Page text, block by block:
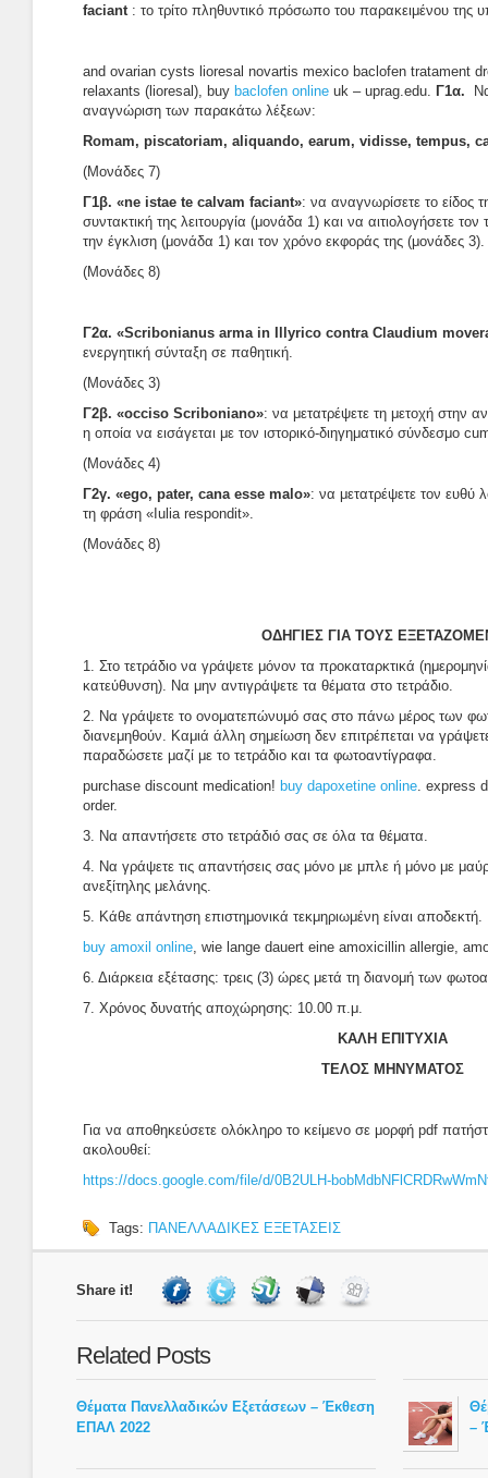
faciant: το τρίτο πληθυντικό πρόσωπο του παρακειμένου της
and ovarian cysts lioresal novartis mexico baclofen tratament
relaxants (lioresal), buy baclofen online uk – uprag.edu. Γ1α.
αναγνώριση των παρακάτω λέξεων:
Romam, piscatoriam, aliquando, earum, vidisse, tempus,
(Μονάδες 7)
Γ1β. «ne istae te calvam faciant»: να αναγνωρίσετε το είδος
συντακτική της λειτουργία (μονάδα 1) και να αιτιολογήσετε
την έγκλιση (μονάδα 1) και τον χρόνο εκφοράς της (μονάδες 3).
(Μονάδες 8)
Γ2α. «Scribonianus arma in Illyrico contra Claudium
ενεργητική σύνταξη σε παθητική.
(Μονάδες 3)
Γ2β. «occiso Scriboniano»: να μετατρέψετε τη μετοχή στην
η οποία να εισάγεται με τον ιστορικό-διηγηματικό σύνδεσμο
(Μονάδες 4)
Γ2γ. «ego, pater, cana esse malo»: να μετατρέψετε τον ευθύ
τη φράση «Iulia respondit».
(Μονάδες 8)
ΟΔΗΓΙΕΣ ΓΙΑ ΤΟΥΣ
1. Στο τετράδιο να γράψετε μόνον τα προκαταρκτικά
κατεύθυνση). Να μην αντιγράψετε τα θέματα στο τετράδιο.
2. Να γράψετε το ονοματεπώνυμό σας στο πάνω μέρος των
διανεμηθούν. Καμιά άλλη σημείωση δεν επιτρέπεται να
παραδώσετε μαζί με το τετράδιο και τα φωτοαντίγραφα.
purchase discount medication! buy dapoxetine online. express
order.
3. Να απαντήσετε στο τετράδιό σας σε όλα τα θέματα.
4. Να γράψετε τις απαντήσεις σας μόνο με μπλε ή μόνο με
ανεξίτηλης μελάνης.
5. Κάθε απάντηση επιστημονικά τεκμηριωμένη είναι αποδεκτή.
buy amoxil online, wie lange dauert eine amoxicillin allergie,
6. Διάρκεια εξέτασης: τρεις (3) ώρες μετά τη διανομή των
7. Χρόνος δυνατής αποχώρησης: 10.00 π.μ.
KΑΛΗ ΕΠΙΤΥΧΙΑ
ΤΕΛΟΣ ΜΗΝΥΜΑΤΟΣ
Για να αποθηκεύσετε ολόκληρο το κείμενο σε μορφή pdf
ακολουθεί:
https://docs.google.com/file/d/0B2ULH-
Tags: ΠΑΝΕΛΛΑΔΙΚΕΣ ΕΞΕΤΑΣΕΙΣ
Share it!
Related Posts
Θέματα Πανελλαδικών Εξετάσεων – Έκθεση
ΕΠΑΛ 2022
–